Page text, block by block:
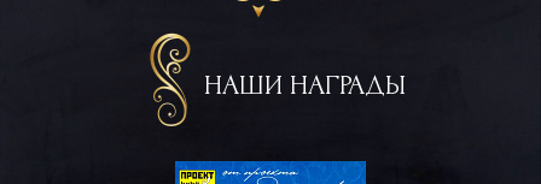
НАШИ НАГРАДЫ